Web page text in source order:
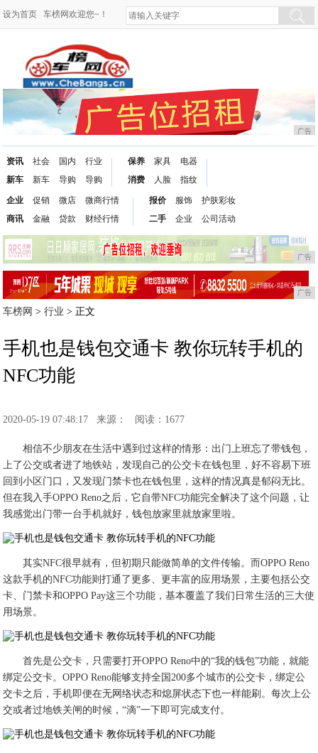
设为首页 车榜网欢迎您~！
广告
资讯
新车
社会
新车
国内
导购
行业
导购
保养
消费
家具
人脸
电器
指纹
企业
商讯
促销
金融
微店
贷款
微商行情
财经行情
报价
二手
服饰
企业
护肤彩妆
公司活动
广告
广告
车榜网 >行业 > 正文
手机也是钱包交通卡 教你玩转手机的
NFC功能
2020-05-19 07:48:17 来源： 阅读：1677
相信不少朋友在生活中遇到过这样的情形：出门上班忘了带钱包，
上了公交或者进了地铁站，发现自己的公交卡在钱包里，好不容易下班
回到小区门口，又发现门禁卡也在钱包里，这样的情况真是郁闷无比。
但在我入手OPPO Reno之后，它自带NFC功能完全解决了这个问题，让
我感觉出门带一台手机就好，钱包放家里就放家里啦。
其实NFC很早就有，但初期只能做简单的文件传输。而OPPO Reno
这款手机的NFC功能则打通了更多、更丰富的应用场景，主要包括公交
卡、门禁卡和OPPO Pay这三个功能，基本覆盖了我们日常生活的三大使
用场景。
首先是公交卡，只需要打开OPPO Reno中的“我的钱包”功能，就能
绑定公交卡。OPPO Reno能够支持全国200多个城市的公交卡，绑定公
交卡之后，手机即便在无网络状态和熄屏状态下也一样能刷。每次上公
交或者过地铁关闸的时候，“滴”一下即可完成支付。